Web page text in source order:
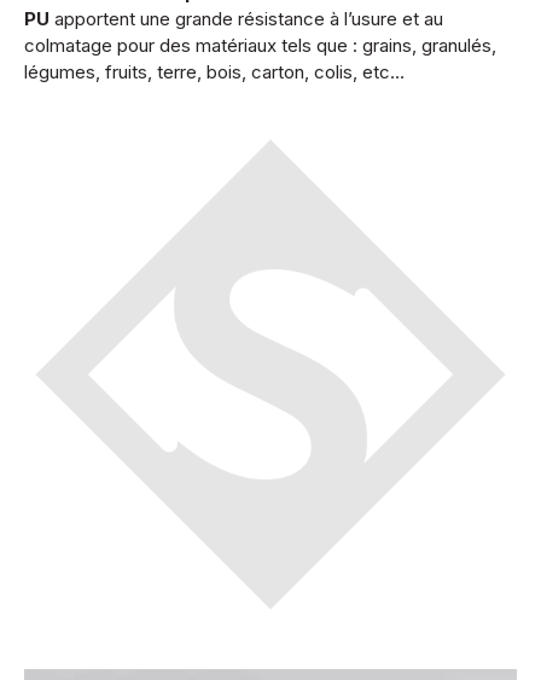
PU apportent une grande résistance à l’usure et au
colmatage pour des matériaux tels que : grains, granulés,
légumes, fruits, terre, bois, carton, colis, etc…